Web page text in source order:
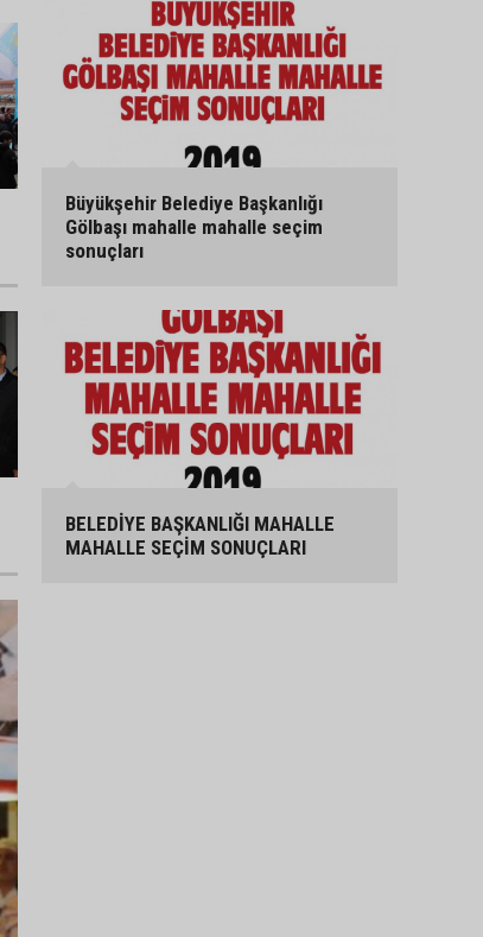
Büyükşehir Belediye Başkanlığı
Gölbaşı mahalle mahalle seçim
sonuçları
BELEDİYE BAŞKANLIĞI MAHALLE
MAHALLE SEÇİM SONUÇLARI